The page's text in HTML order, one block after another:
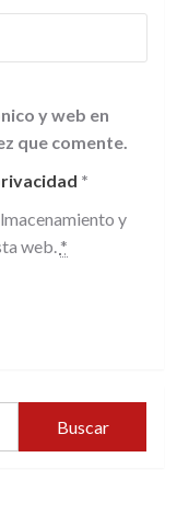
y web en
que comente.
*
y
web. *